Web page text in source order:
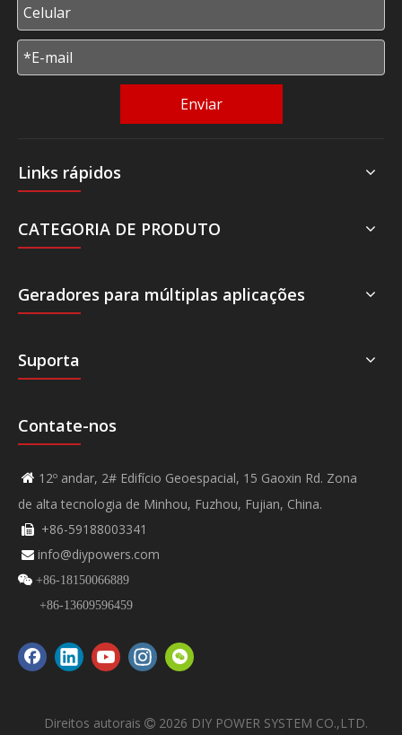
Enviar
Links rápidos
CATEGORIA DE PRODUTO
Geradores para múltiplas aplicações
Suporta
Contate-nos
 12º andar, 2# Edifício Geoespacial, 15 Gaoxin Rd. Zona
de alta tecnologia de Minhou, Fuzhou, Fujian, China.
 +86-59188003341
 info@diypowers.com
 +86-18150066889
+86-13609596459
Direitos autorais  2026 DIY POWER SYSTEM CO.,LTD.